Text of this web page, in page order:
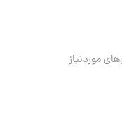
موردنیاز